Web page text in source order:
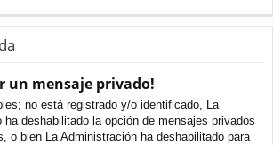
un mensaje privado!
no está registrado y/o identificado, La
deshabilitado la opción de mensajes privados
o bien La Administración ha deshabilitado para